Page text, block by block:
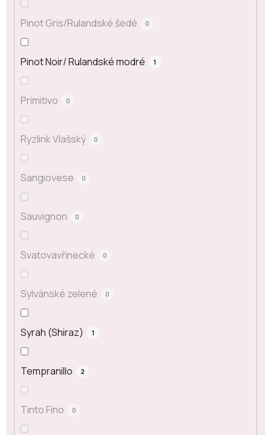
Pinot Gris/Rulandské šedé 0
Pinot Noir/ Rulandské modré 1
Primitivo 0
Ryzlink Vlašský 0
Sangiovese 0
Sauvignon 0
Svatovavřinecké 0
Sylvánské zelené 0
Syrah (Shiraz) 1
Tempranillo 2
Tinto Fino 0